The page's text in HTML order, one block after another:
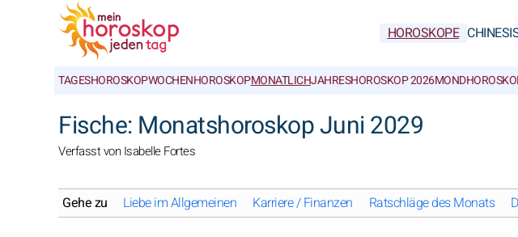
HOROSKOPE
TAGESHOROSKOPWOCHENHOROSKOPMONATLICHJAHRESHOROSKOP 2026
Fische: Monatshoroskop Juni 2029
Verfasst von Isabelle Fortes
Gehe zu Liebe im Allgemeinen Karriere / Finanzen Ratschläge des Monats